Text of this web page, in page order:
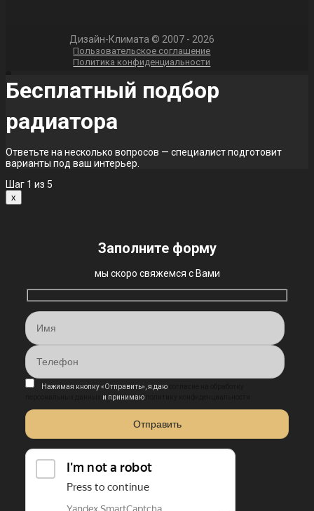
Дизайн-Климата © 2007 - 2026
Пользовательское соглашение
Политика конфиденциальности
Бесплатный подбор
радиатора
Ответьте на несколько вопросов — специалист подготовит
варианты под ваш интерьер.
Шаг 1 из 5
x
Заполните форму
мы скоро свяжемся с Вами
Нажимая кнопку «Отправить», я даю
и принимаю